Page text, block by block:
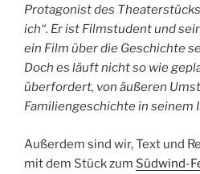
Protagonist des
ich“. Er ist Filmstudent und
ein Film über die Geschichte
Doch es läuft nicht so wie
überfordert, von äußeren
Familiengeschichte in seinem
Außerdem sind wir, Text und
mit dem Stück zum Südwind-